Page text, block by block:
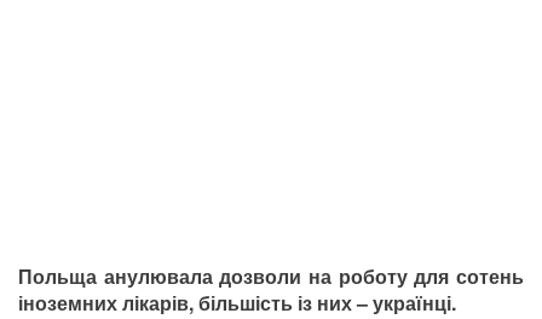
Польща анулювала дозволи на роботу для сотень
іноземних лікарів, більшість із них – українці.